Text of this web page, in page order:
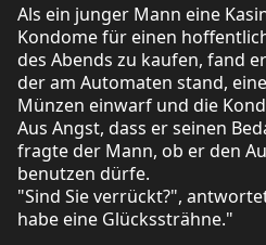
Als ein junger Mann eine
Kondome für einen
des Abends zu kaufen, fand
der am Automaten stand,
Münzen einwarf und die
Aus Angst, dass er seinen
fragte der Mann, ob er den
benutzen dürfe.
"Sind Sie verrückt?",
habe eine Glückssträhne."